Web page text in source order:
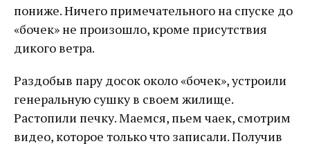
пониже. Ничего примечательного на спуске до
«бочек» не произошло, кроме присутствия
дикого ветра.
Раздобыв пару досок около «бочек», устроили
генеральную сушку в своем жилище.
Растопили печку. Маемся, пьем чаек, смотрим
видео, которое только что записали. Получив